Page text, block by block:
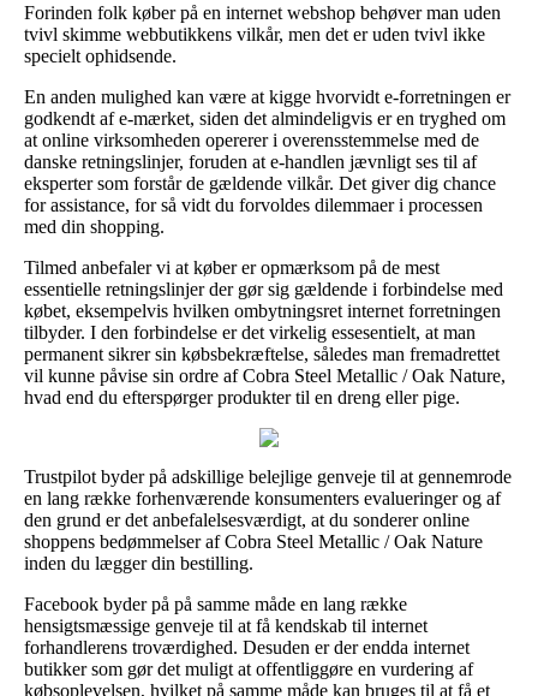
Forinden folk køber på en internet webshop behøver man uden
tvivl skimme webbutikkens vilkår, men det er uden tvivl ikke
specielt ophidsende.
En anden mulighed kan være at kigge hvorvidt e-forretningen er
godkendt af e-mærket, siden det almindeligvis er en tryghed om
at online virksomheden opererer i overensstemmelse med de
danske retningslinjer, foruden at e-handlen jævnligt ses til af
eksperter som forstår de gældende vilkår. Det giver dig chance
for assistance, for så vidt du forvoldes dilemmaer i processen
med din shopping.
Tilmed anbefaler vi at køber er opmærksom på de mest
essentielle retningslinjer der gør sig gældende i forbindelse med
købet, eksempelvis hvilken ombytningsret internet forretningen
tilbyder. I den forbindelse er det virkelig essesentielt, at man
permanent sikrer sin købsbekræftelse, således man fremadrettet
vil kunne påvise sin ordre af Cobra Steel Metallic / Oak Nature,
hvad end du efterspørger produkter til en dreng eller pige.
Trustpilot byder på adskillige belejlige genveje til at gennemrode
en lang række forhenværende konsumenters evalueringer og af
den grund er det anbefalelsesværdigt, at du sonderer online
shoppens bedømmelser af Cobra Steel Metallic / Oak Nature
inden du lægger din bestilling.
Facebook byder på på samme måde en lang række
hensigtsmæssige genveje til at få kendskab til internet
forhandlerens troværdighed. Desuden er der endda internet
butikker som gør det muligt at offentliggøre en vurdering af
købsoplevelsen, hvilket på samme måde kan bruges til at få et